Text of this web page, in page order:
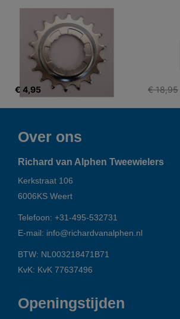
€ 4,95 € 18,95
Over ons
Richard van Alphen Tweewielers
Kerkstraat 106
6006KS Weert
Telefoon: +31-495-532731
E-mail: info@richardvanalphen.nl
BTW: NL003218471B71
KvK: KvK 77637496
Openingstijden